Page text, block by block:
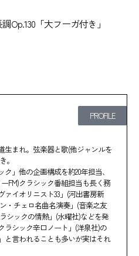
Op.130「大フーガ付き」
PROFILE
生まれ。弦楽器と歌(他ジャンルを
。
ク」他の企画構成を約20年担当、
FM)クラシック番組担当も長く務
ァイオリニスト33」(河出書房新
・チェロ名曲名演奏」(音楽之友
シックの情熱」(水曜社)などを発
ラシック辛口ノート」(洋泉社)の
と言われることも多いが実はそれ